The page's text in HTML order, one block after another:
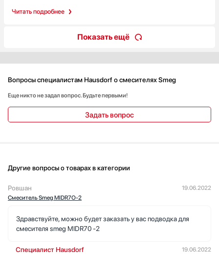
Читать подробнее
качеству какой то жидкий был. А здесь другое дело. Да на
нам все очень нравится! Мы довольны тем что приобрели его у
Показать ещё
Вопросы специалистам Hausdorf о смесителях Smeg
Еще никто не задал вопрос. Будьте первыми!
Задать вопрос
Другие вопросы о товарах в категории
Ровшан
Смеситель Smeg MIDR7O-2
19.06.2022
Здравствуйте, можно будет заказать у вас подводка для
смесителя smeg MIDR70 -2
Специалист Hausdorf 19.06.2022